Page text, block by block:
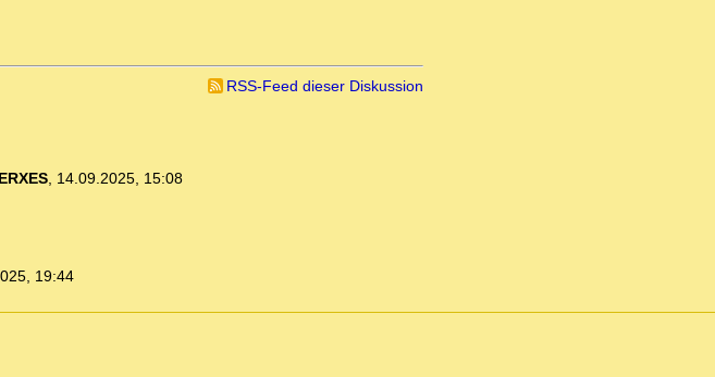
RSS-Feed dieser Diskussion
, 14.09.2025, 15:08
19:44